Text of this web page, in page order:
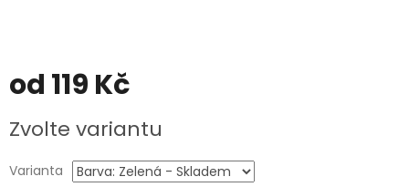
od 119 Kč
cena:
Zvolte variantu
Varianta